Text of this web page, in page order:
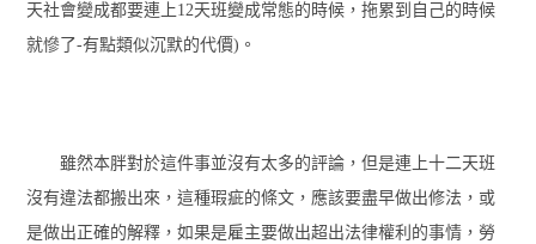
天社會變成都要連上12天班變成常態的時候，拖累到自己的時候
就慘了-有點類似沉默的代價)。
雖然本胖對於這件事並沒有太多的評論，但是連上十二天班
沒有違法都搬出來，這種瑕疵的條文，應該要盡早做出修法，或
是做出正確的解釋，如果是雇主要做出超出法律權利的事情，勞